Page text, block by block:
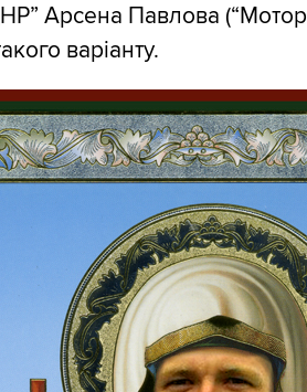
Арсена Павлова
варіанту.